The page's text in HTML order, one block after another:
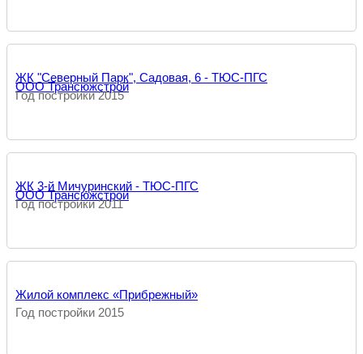
ЖК "Северный Парк", Садовая, 6 - ТЮС-ПГС
ООО Трансюжстрой
Год постройки 2015
ЖК 3-й Мичуринский - ТЮС-ПГС
ООО Трансюжстрой
Год постройки 2011
Жилой комплекс «Прибрежный»
Год постройки 2015